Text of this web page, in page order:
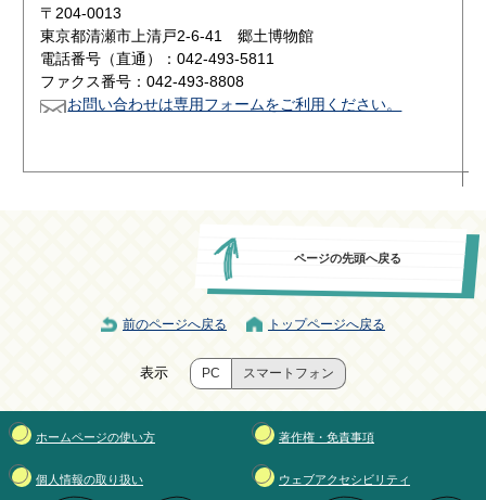
〒204-0013
東京都清瀬市上清戸2-6-41 郷土博物館
電話番号（直通）：042-493-5811
ファクス番号：042-493-8808
お問い合わせは専用フォームをご利用ください。
ページの先頭へ戻る
前のページへ戻る トップページへ戻る
表示 PC スマートフォン
ホームページの使い方 著作権・免責事項
個人情報の取り扱い ウェブアクセシビリティ